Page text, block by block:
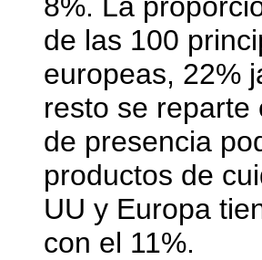
de las 100
europeas, 22%
resto se
de presencia
productos de
UU y Europa
con el 11%.